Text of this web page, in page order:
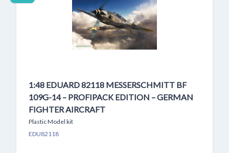
1:48 EDUARD 82118 MESSERSCHMITT BF
109G-14 – PROFIPACK EDITION – GERMAN
FIGHTER AIRCRAFT
Plastic Model kit
EDU82118